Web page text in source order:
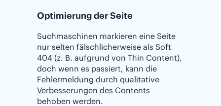
Optimierung der Seite
Suchmaschinen markieren eine Seite
nur selten fälschlicherweise als Soft
404 (z. B. aufgrund von Thin Content),
doch wenn es passiert, kann die
Fehlermeldung durch qualitative
Verbesserungen des Contents
behoben werden.